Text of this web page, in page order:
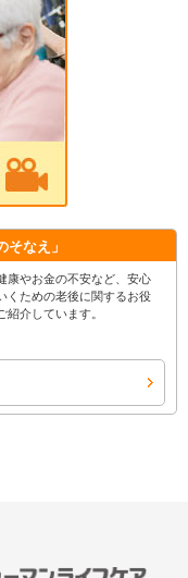
そなえ」
康やお金の不安など、安心
くための老後に関するお役
紹介しています。